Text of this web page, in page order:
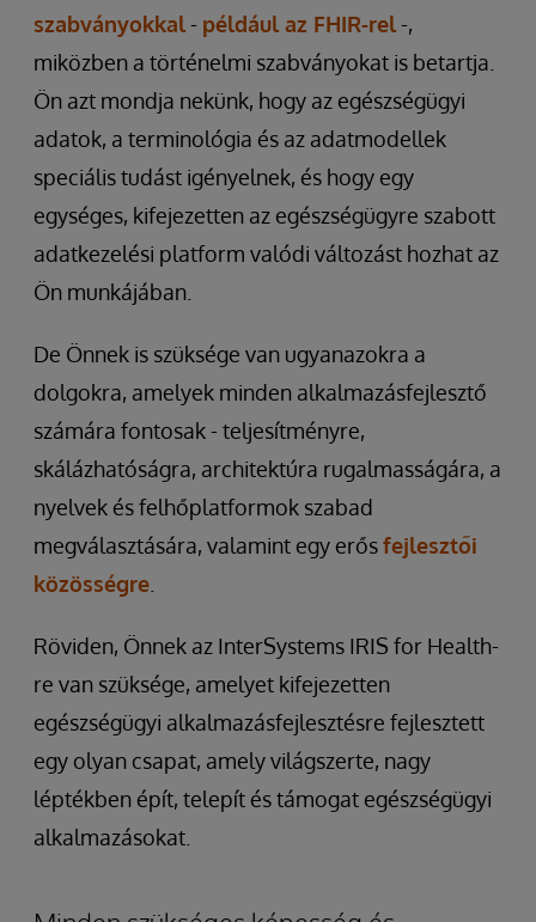
szabványokkal- például az FHIR-rel-,
miközben a történelmi szabványokat is betartja.
Ön azt mondja nekünk, hogy az egészségügyi
adatok, a terminológia és az adatmodellek
speciális tudást igényelnek, és hogy egy
egységes, kifejezetten az egészségügyre szabott
adatkezelési platform valódi változást hozhat az
Ön munkájában.
De Önnek is szüksége van ugyanazokra a
dolgokra, amelyek minden alkalmazásfejlesztő
számára fontosak - teljesítményre,
skálázhatóságra, architektúra rugalmasságára, a
nyelvek és felhőplatformok szabad
megválasztására, valamint egy erősfejlesztői
közösségre
Röviden, Önnek az InterSystems IRIS for Health-
re van szüksége, amelyet kifejezetten
egészségügyi alkalmazásfejlesztésre fejlesztett
egy olyan csapat, amely világszerte, nagy
léptékben épít, telepít és támogat egészségügyi
alkalmazásokat.